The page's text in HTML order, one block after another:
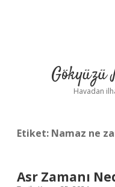
Gökyüzü
Havadan
Etiket: Namaz ne
Asr Zamanı